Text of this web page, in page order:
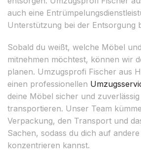
auch eine
Unterstützung bei der Entsorgung
Sobald du weißt, welche Möbel
mitnehmen möchtest, können wir
planen. Umzugsprofi Fischer aus
einen professionellen
deine Möbel sicher und
transportieren. Unser Team
Verpackung, den Transport und
Sachen, sodass du dich auf
konzentrieren kannst.